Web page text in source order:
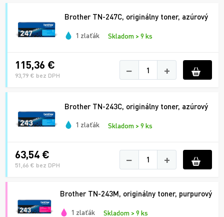
Brother TN-247C, originálny toner, azúrový
1 zlaťák Skladom > 9 ks
115,36 €
93,79 € bez DPH − +
Brother TN-243C, originálny toner, azúrový
1 zlaťák Skladom > 9 ks
63,54 €
51,66 € bez DPH − +
Brother TN-243M, originálny toner, purpurový
1 zlaťák Skladom > 9 ks